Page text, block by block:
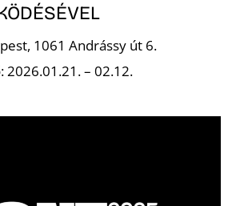
1061 Andrássy út 6.
– 02.12.